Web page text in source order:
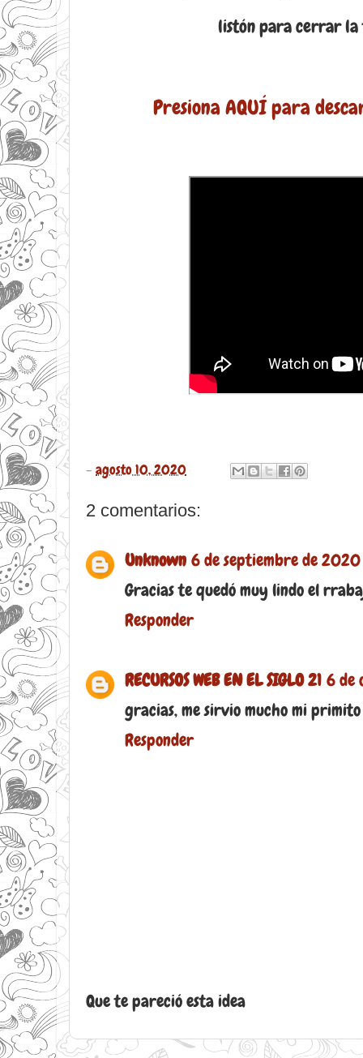
listón para cerrar
Presiona AQUÍ para
- agosto 10, 2020
2 comentarios:
Unknown 6 de septiembre de 2020
Gracias te quedó muy lindo el
Responder
RECURSOS WEB EN EL SIGLO 21 6 de
gracias, me sirvio mucho mi
Responder
Que te pareció esta idea